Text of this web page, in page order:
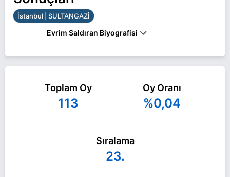
İstanbul | SULTANGAZİ
Evrim Saldıran Biyografisi
başkan adayı olarak TKH ile 31 Mart 2024 yerel
seçimlerinde yarışıyor. Evrim Saldıran ile ilgili daha
fazla bilgi için
Evrim Saldıran Haberleri
Toplam Oy
113
Oy Oranı
%0,04
Sıralama
23.